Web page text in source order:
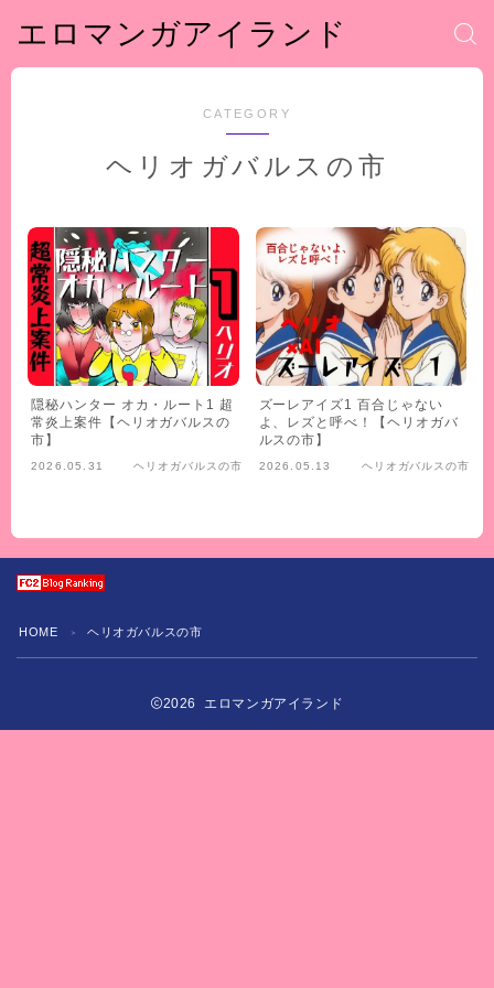
エロマンガアイランド
CATEGORY
ヘリオガバルスの市
隠秘ハンター オカ・ルート1 超
常炎上案件【ヘリオガバルスの
市】
2026.05.31 ヘリオガバルスの市
ズーレアイズ1 百合じゃない
よ、レズと呼べ！【ヘリオガバ
ルスの市】
2026.05.13 ヘリオガバルスの市
HOME ＞ ヘリオガバルスの市
2026 エロマンガアイランド